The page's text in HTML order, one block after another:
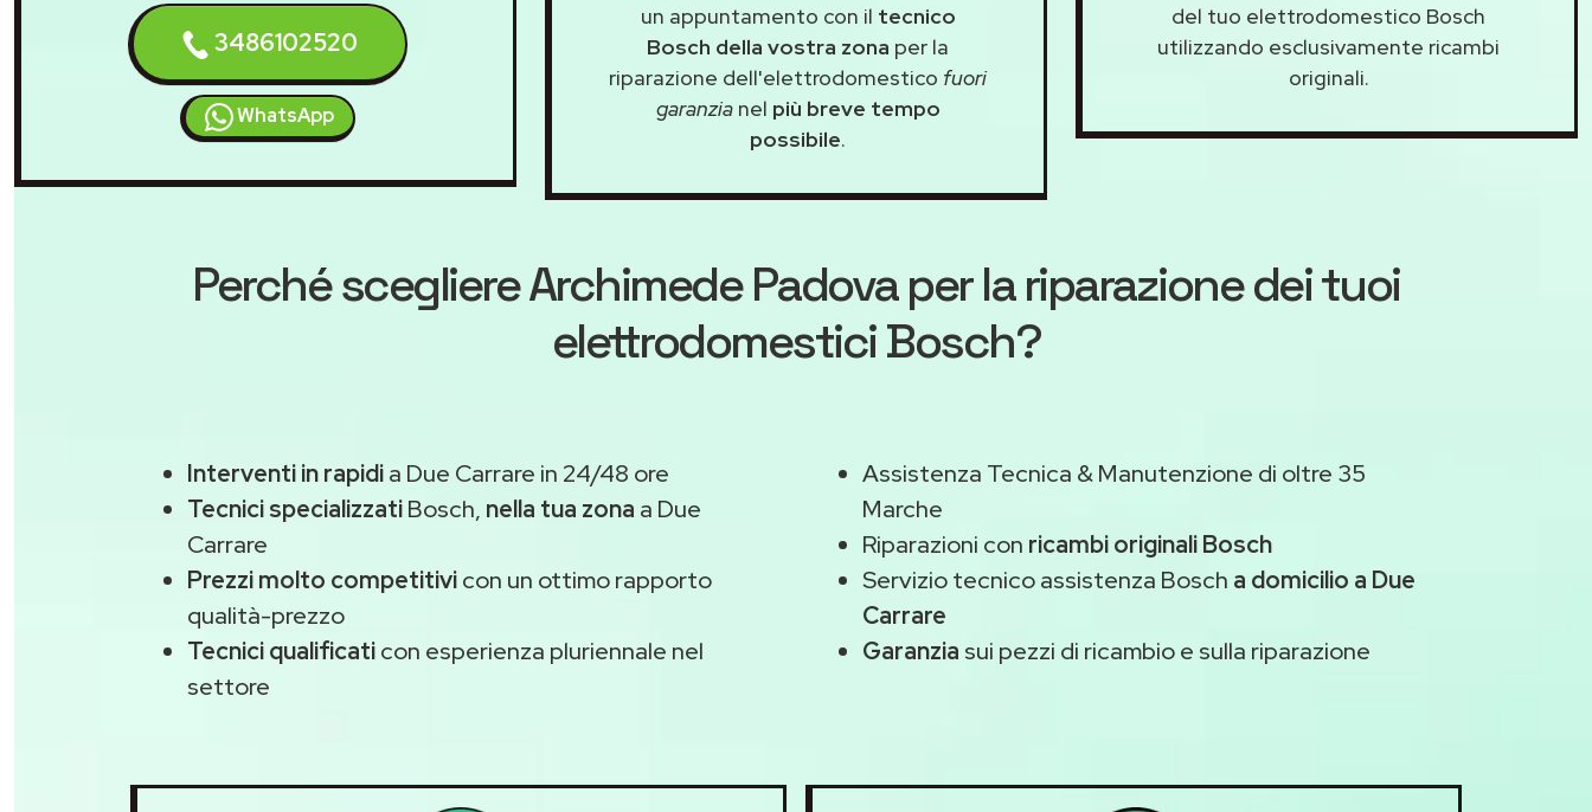
3486102520
WhatsApp
un appuntamento con il tecnico
Bosch della vostra zona per la
riparazione dell'elettrodomestico fuori
garanzianel più breve tempo
possibile.
del tuo elettrodomestico Bosch
utilizzando esclusivamente ricambi
originali.
Perché scegliereArchimede Padovaper la riparazione dei tuoi
elettrodomestici Bosch?
Interventi in rapidia Due Carrare in 24/48 ore
Tecnici specializzatiBosch, nella tua zona a Due
Carrare
Prezzi molto competitivicon un ottimo rapporto
qualità-prezzo
Tecnici qualificaticon esperienza pluriennale nel
settore
Assistenza Tecnica & Manutenzione di oltre 35
Marche
Riparazioni con ricambi originali Bosch
Servizio tecnico assistenza Bosch a domicilio a Due
Carrare
Garanzia sui pezzi di ricambio e sulla riparazione